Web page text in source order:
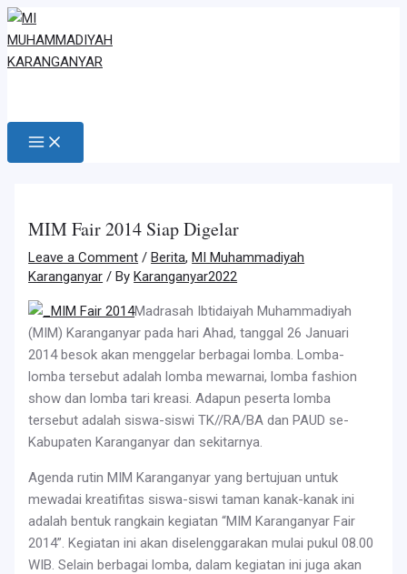
Skip
to
content
Menu
MIM Fair 2014 Siap Digelar
Leave a Comment /Berita,MI Muhammadiyah
Karanganyar / ByKaranganyar2022
Madrasah Ibtidaiyah Muhammadiyah
(MIM) Karanganyar pada hari Ahad, tanggal 26 Januari
2014 besok akan menggelar berbagai lomba. Lomba-
lomba tersebut adalah lomba mewarnai, lomba fashion
show dan lomba tari kreasi. Adapun peserta lomba
tersebut adalah siswa-siswi TK//RA/BA dan PAUD se-
Kabupaten Karanganyar dan sekitarnya.
Agenda rutin MIM Karanganyar yang bertujuan untuk
mewadai kreatifitas siswa-siswi taman kanak-kanak ini
adalah bentuk rangkain kegiatan “MIM Karanganyar Fair
2014”. Kegiatan ini akan diselenggarakan mulai pukul 08.00
WIB. Selain berbagai lomba, dalam kegiatan ini juga akan
Post
navigation
here..